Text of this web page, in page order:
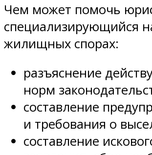
Чем может помочь
специализирующийся
жилищных спорах:
разъяснение
норм
составление
и требования о
составление